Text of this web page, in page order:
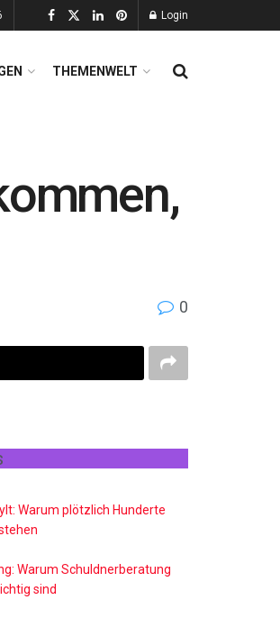
Login
THEMENWELT
0
Warum plötzlich Hunderte
Warum Schuldnerberatung
sind